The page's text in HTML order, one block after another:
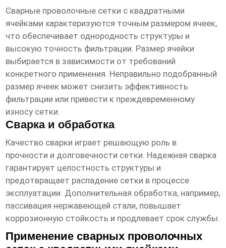
Сварные проволочные сетки с квадратными
ячейками характеризуются точным размером ячеек,
что обеспечивает однородность структуры и
высокую точность фильтрации. Размер ячейки
выбирается в зависимости от требований
конкретного применения. Неправильно подобранный
размер ячеек может снизить эффективность
фильтрации или привести к преждевременному
износу сетки.
Сварка и обработка
Качество сварки играет решающую роль в
прочности и долговечности сетки. Надежная сварка
гарантирует целостность структуры и
предотвращает распадение сетки в процессе
эксплуатации. Дополнительная обработка, например,
пассивация нержавеющей стали, повышает
коррозионную стойкость и продлевает срок службы.
Применение сварных проволочных